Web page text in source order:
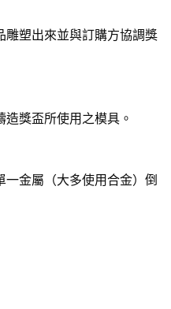
雕塑出來並與訂購方協調獎
獎盃所使用之模具。
金屬（大多使用合金）倒